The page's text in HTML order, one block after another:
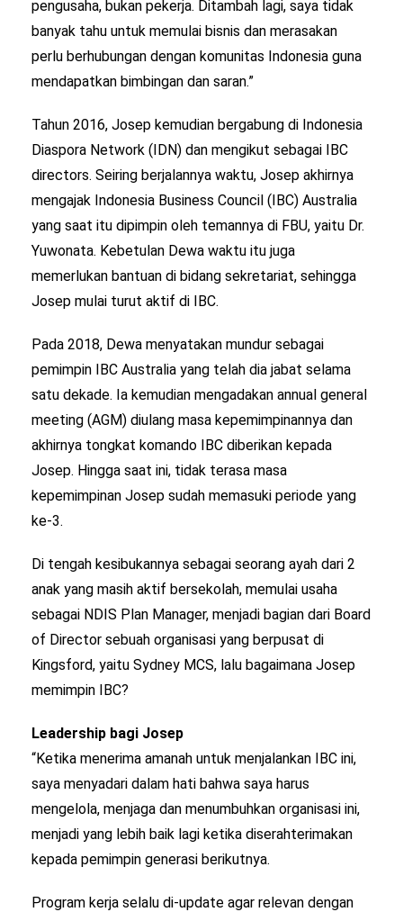
pengusaha, bukan pekerja. Ditambah lagi, saya tidak
banyak tahu untuk memulai bisnis dan merasakan
perlu berhubungan dengan komunitas Indonesia guna
mendapatkan bimbingan dan saran.”
Tahun 2016, Josep kemudian bergabung di Indonesia
Diaspora Network (IDN) dan mengikut sebagai IBC
directors. Seiring berjalannya waktu, Josep akhirnya
mengajak Indonesia Business Council (IBC) Australia
yang saat itu dipimpin oleh temannya di FBU, yaitu Dr.
Yuwonata. Kebetulan Dewa waktu itu juga
memerlukan bantuan di bidang sekretariat, sehingga
Josep mulai turut aktif di IBC.
Pada 2018, Dewa menyatakan mundur sebagai
pemimpin IBC Australia yang telah dia jabat selama
satu dekade. Ia kemudian mengadakan annual general
meeting (AGM) diulang masa kepemimpinannya dan
akhirnya tongkat komando IBC diberikan kepada
Josep. Hingga saat ini, tidak terasa masa
kepemimpinan Josep sudah memasuki periode yang
ke-3.
Di tengah kesibukannya sebagai seorang ayah dari 2
anak yang masih aktif bersekolah, memulai usaha
sebagai NDIS Plan Manager, menjadi bagian dari Board
of Director sebuah organisasi yang berpusat di
Kingsford, yaitu Sydney MCS, lalu bagaimana Josep
memimpin IBC?
Leadership bagi Josep
“Ketika menerima amanah untuk menjalankan IBC ini,
saya menyadari dalam hati bahwa saya harus
mengelola, menjaga dan menumbuhkan organisasi ini,
menjadi yang lebih baik lagi ketika diserahterimakan
kepada pemimpin generasi berikutnya.
Program kerja selalu di-update agar relevan dengan